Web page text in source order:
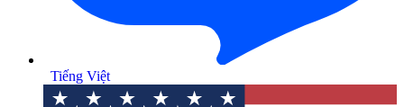
Tiếng Việt